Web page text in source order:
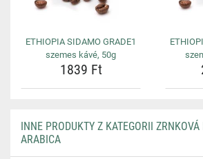
ETHIOPIA SIDAMO GRADE1
szemes kávé, 50g
1839 Ft
INNE PRODUKTY Z KATEGORII
ARABICA